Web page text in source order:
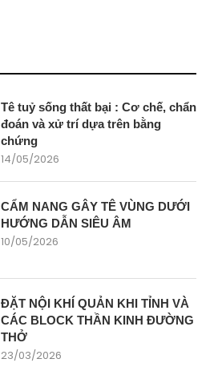
Tê tuỷ sống thất bại : Cơ chế, chẩn
đoán và xử trí dựa trên bằng
chứng
14/05/2026
CẨM NANG GÂY TÊ VÙNG DƯỚI
HƯỚNG DẪN SIÊU ÂM
10/05/2026
ĐẶT NỘI KHÍ QUẢN KHI TỈNH VÀ
CÁC BLOCK THẦN KINH ĐƯỜNG
THỞ
23/03/2026